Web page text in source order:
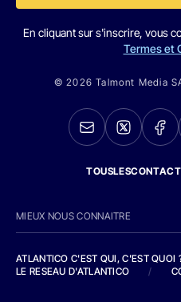
En cliquant sur s'inscrire, vous
Termes et
© 2026 Talmont Media
MIEUX NOUS CONNAITRE
ATLANTICO C'EST QUI, C'EST QUOI
LE RESEAU D'ATLANTICO
/